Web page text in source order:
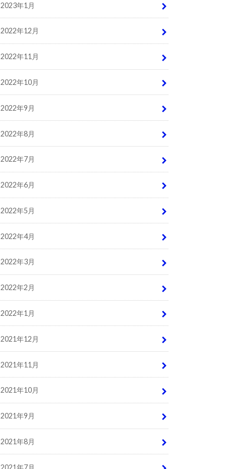
2023年1月
2022年12月
2022年11月
2022年10月
2022年9月
2022年8月
2022年7月
2022年6月
2022年5月
2022年4月
2022年3月
2022年2月
2022年1月
2021年12月
2021年11月
2021年10月
2021年9月
2021年8月
2021年7月